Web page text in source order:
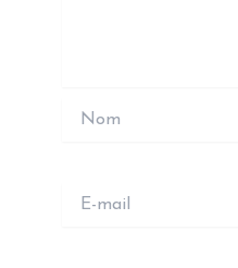
Nom
mail